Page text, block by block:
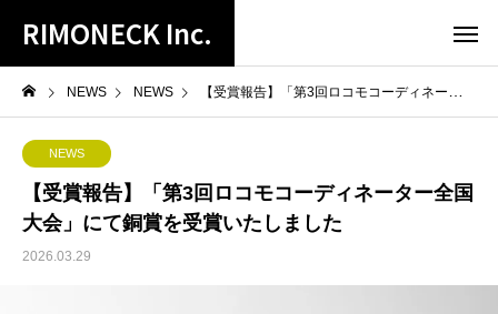
RIMONECK Inc.
NEWS NEWS 【受賞報告】「第3回ロコモコーディネーター全国大会」にて銅賞を受賞いたしました
NEWS
【受賞報告】「第3回ロコモコーディネーター全国
大会」にて銅賞を受賞いたしました
2026.03.29